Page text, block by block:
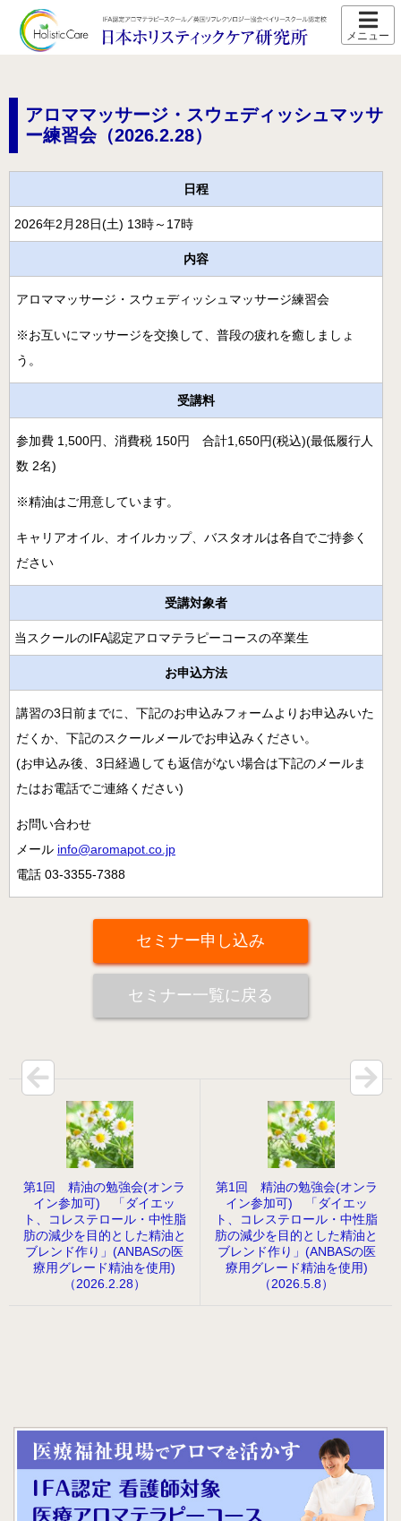
アロママッサージ・スウェディッシュマッサ
ー練習会（2026.2.28）
日程
2026年2月28日(土) 13時～17時
内容
アロママッサージ・スウェディッシュマッサージ練習会
※お互いにマッサージを交換して、普段の疲れを癒しましょ
う。
受講料
参加費 1,500円、消費税 150円 合計1,650円(税込)(最低履行人
数 2名)
※精油はご用意しています。
キャリアオイル、オイルカップ、バスタオルは各自でご持参く
ださい
受講対象者
当スクールのIFA認定アロマテラピーコースの卒業生
お申込方法
講習の3日前までに、下記のお申込みフォームよりお申込みいた
だくか、下記のスクールメールでお申込みください。
(お申込み後、3日経過しても返信がない場合は下記のメールま
たはお電話でご連絡ください)
お問い合わせ
メール info@aromapot.co.jp
電話 03-3355-7388
セミナー申し込み
セミナー一覧に戻る
第1回 精油の勉強会(オンラ
イン参加可) 「ダイエッ
ト、コレステロール・中性脂
肪の減少を目的とした精油と
ブレンド作り」(ANBASの医
療用グレード精油を使用)
（2026.2.28）
第1回 精油の勉強会(オンラ
イン参加可) 「ダイエッ
ト、コレステロール・中性脂
肪の減少を目的とした精油と
ブレンド作り」(ANBASの医
療用グレード精油を使用)
（2026.5.8）
当校の特長
講師プロフィール
コース紹介
IFA認定 メディカルアロマテラピーコース【2026年5月開
IFA認定 看護師対象 医療アロマテラピーコース【2026年5
様々な障害の方にアロマとタッチを用いるケアラー養成コ
アロマ・ストレスケアコース（オンライン）
ミノウ・デ・メイのアロマ通信教育
メディカルアロマとは
卒業生の活動
よくあるご質問